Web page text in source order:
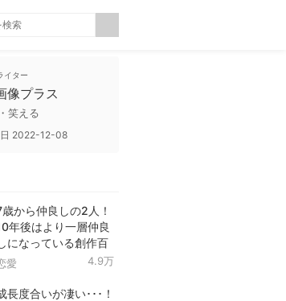
イター
像プラス
笑える
2022-12-08
から仲良しの2人！
年後はより一層仲良
になっている創作百
！
愛 4.9万
長度合いが凄い･･･！